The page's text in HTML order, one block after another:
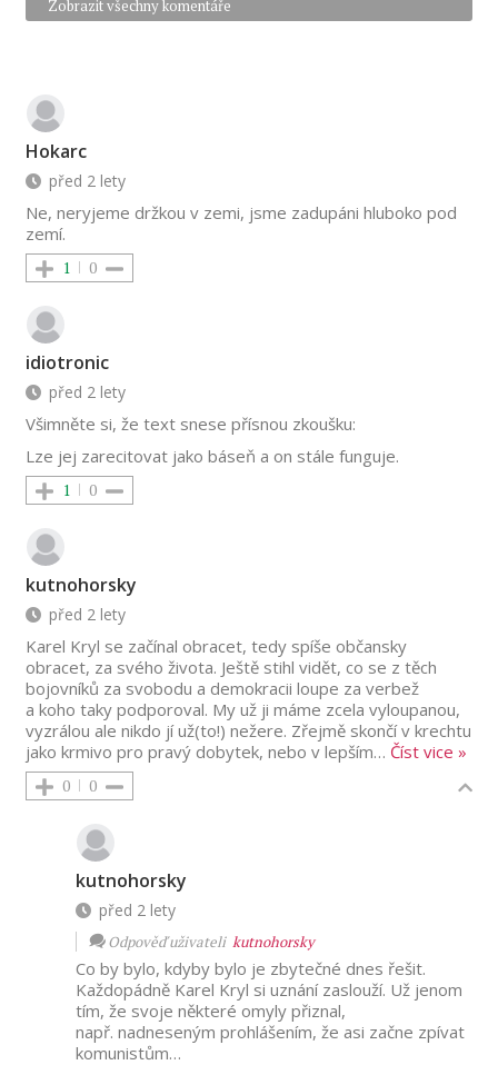
Zobrazit všechny komentáře
Hokarc
před 2 lety
Ne, neryjeme držkou v zemi, jsme zadupáni hluboko pod
zemí.
1 0
idiotronic
před 2 lety
Všimněte si, že text snese přísnou zkoušku:
Lze jej zarecitovat jako báseň a on stále funguje.
1 0
kutnohorsky
před 2 lety
Karel Kryl se začínal obracet, tedy spíše občansky
obracet, za svého života. Ještě stihl vidět, co se z těch
bojovníků za svobodu a demokracii loupe za verbež
a koho taky podporoval. My už ji máme zcela vyloupanou,
vyzrálou ale nikdo jí už(to!) nežere. Zřejmě skončí v krechtu
jako krmivo pro pravý dobytek, nebo v lepším… Číst vice »
0 0
kutnohorsky
před 2 lety
Odpověď uživateli kutnohorsky
Co by bylo, kdyby bylo je zbytečné dnes řešit.
Každopádně Karel Kryl si uznání zaslouží. Už jenom
tím, že svoje některé omyly přiznal,
např. nadneseným prohlášením, že asi začne zpívat
komunistům…